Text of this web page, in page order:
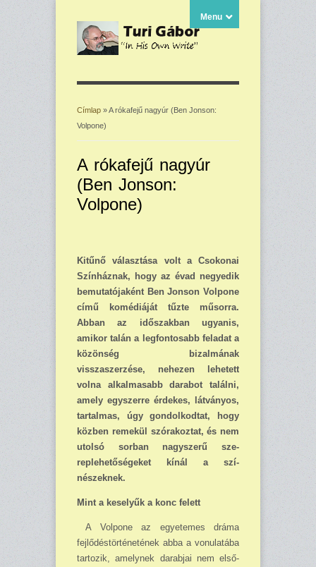
Menu
Jelenlegi hely
Címlap » A rókafejű nagyúr (Ben Jonson:
Volpone)
A rókafejű nagyúr
(Ben Jonson:
Volpone)
Kitűnő választása volt a Csokonai
Színháznak, hogy az évad negyedik
bemutató­jaként Ben Jonson Volpone
című komédiáját tűzte műsor­ra.
Abban az időszakban ugyanis,
amikor talán a leg­fontosabb feladat a
közönség bizalmának
visszaszerzése, nehezen lehetett
volna alkal­masabb darabot találni,
amely egyszerre érdekes, lát­ványos,
tartalmas, úgy gon­dolkodtat, hogy
közben re­mekül szórakoztat, és nem
utolsó sorban nagyszerű sze­
replehetőségeket kínál a szí­
nészeknek.
Mint a keselyűk a konc felett
A Volpone az egyetemes dráma
fejlődéstörténetének abba a vonulatába
tartozik, amely­nek darabjai nem első­